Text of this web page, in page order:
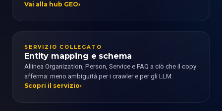
Vai alla hub GEO
SERVIZIO COLLEGATO
Entity mapping e schema
Allinea Organization, Person, Service e FAQ a ciò che il copy
afferma: meno ambiguità per i crawler e per gli LLM.
Scopri il servizio